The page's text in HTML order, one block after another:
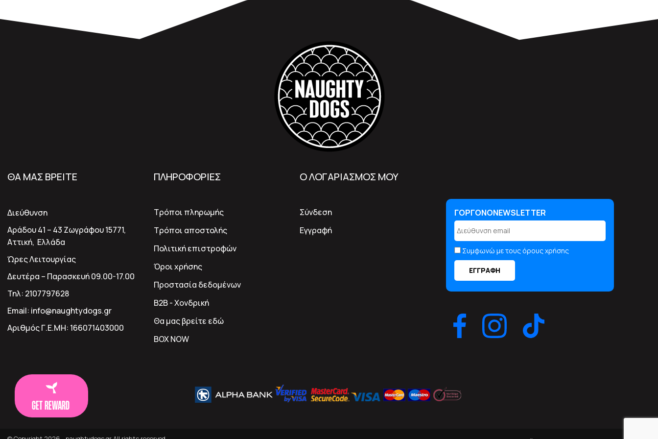
ΘΑ ΜΑΣ ΒΡΕΙΤΕ
Διεύθυνση
Αράδου 41 – 43 Ζωγράφου 15771,
Αττική, Ελλάδα
Ώρες Λειτουργίας
Δευτέρα – Παρασκευή 09.00-17.00
Τηλ: 2107797628
Email: info@naughtydogs.gr
Αριθμός Γ.Ε.ΜΗ: 166071403000
ΠΛΗΡΟΦΟΡΙΕΣ
Τρόποι πληρωμής
Τρόποι αποστολής
Πολιτική επιστροφών
Όροι χρήσης
Προστασία δεδομένων
B2B - Χονδρική
Θα μας βρείτε εδώ
BOX NOW
Ο ΛΟΓΑΡΙΑΣΜΟΣ ΜΟΥ
Σύνδεση
Εγγραφή
ΓΟΡΓΟΝΟNEWSLETTER
Συμφωνώ με τους όρους χρήσης
GET REWARD